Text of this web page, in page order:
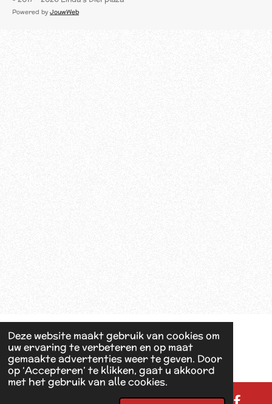
Deze website maakt gebruik van cookies om
uw ervaring te verbeteren en op maat
gemaakte advertenties weer te geven. Door
op ‘Accepteren’ te klikken, gaat u akkoord
met het gebruik van alle cookies.
c
Powered by JouwWeb